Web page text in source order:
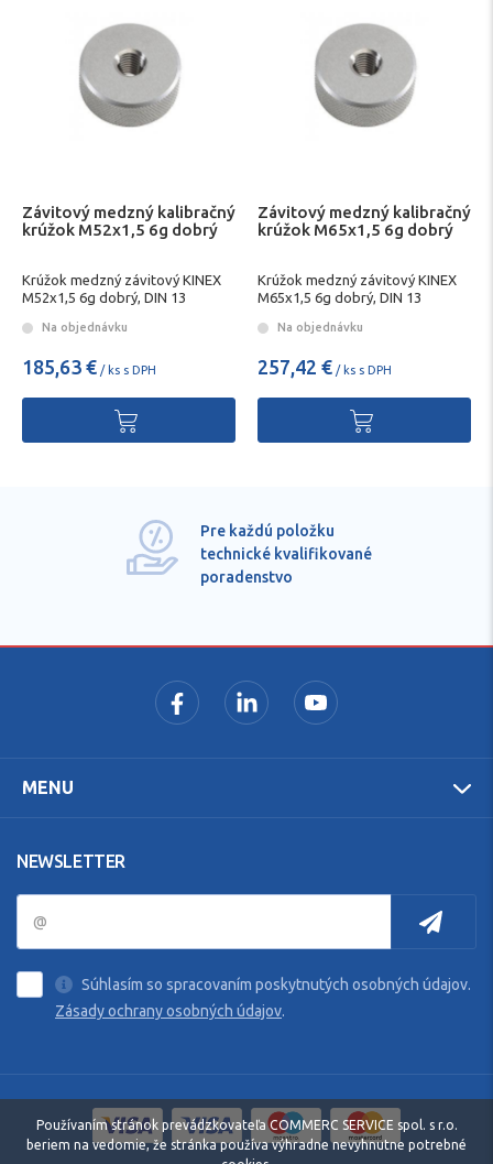
Závitový medzný kalibračný
krúžok M52x1,5 6g dobrý
Krúžok medzný závitový KINEX
M52x1,5 6g dobrý, DIN 13
Na objednávku
185,63 € / ks s DPH
Závitový medzný kalibračný
krúžok M65x1,5 6g dobrý
Krúžok medzný závitový KINEX
M65x1,5 6g dobrý, DIN 13
Na objednávku
257,42 € / ks s DPH
Pre každú položku
technické kvalifikované
poradenstvo
MENU
NEWSLETTER
Súhlasím so spracovaním poskytnutých osobných údajov.
Zásady ochrany osobných údajov.
Používaním stránok prevádzkovateľa COMMERC SERVICE spol. s r.o.
beriem na vedomie, že stránka používa výhradne nevyhnutne potrebné